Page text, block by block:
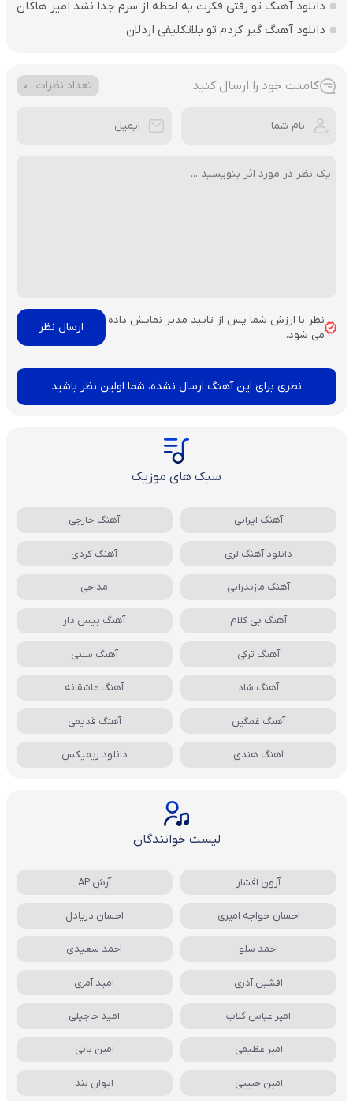
دانلود آهنگ تو رفتی فکرت یه لحظه از سرم جدا نشد امیر هاکان
دانلود آهنگ گیر کردم تو بلاتکلیفی اردلان
کامنت خود را ارسال کنید تعداد نظرات : 0
نظر با ارزش شما پس از تایید مدیر نمایش داده
می شود.
نظری برای این آهنگ ارسال نشده، شما اولین نظر باشید
سبک های موزیک
آهنگ ایرانی آهنگ خارجی
دانلود آهنگ لری آهنگ کردی
آهنگ مازندرانی مداحی
آهنگ بی کلام آهنگ بیس دار
آهنگ ترکی آهنگ سنتی
آهنگ شاد آهنگ عاشقانه
آهنگ غمگین آهنگ قدیمی
آهنگ هندی دانلود ریمیکس
لیست خوانندگان
آرون افشار آرش AP
احسان خواجه امیری احسان دریادل
احمد سلو احمد سعیدی
افشین آذری امید آمری
امیر عباس گلاب امید حاجیلی
امیر عظیمی امین بانی
امین حبیبی ایوان بند